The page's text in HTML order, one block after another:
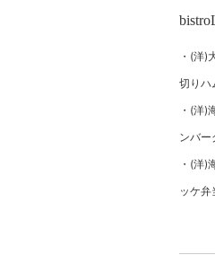
(洋)
切りハ
(洋)
ンバー
(洋)
ッケ弁